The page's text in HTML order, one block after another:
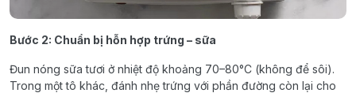
Bước 2: Chuẩn bị hỗn hợp trứng – sữa
Đun nóng sữa tươi ở nhiệt độ khoảng 70–80°C (không để sôi).
Trong một tô khác, đánh nhẹ trứng với phần đường còn lại cho